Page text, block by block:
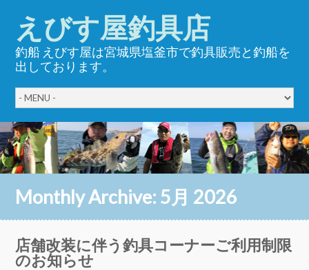
えびす屋釣具店
釣船 えびす屋は宮城県塩釜市で釣具販売と釣船を
出しております。
Monthly Archive: 5月 2026
店舗改装に伴う釣具コーナーご利用制限
のお知らせ